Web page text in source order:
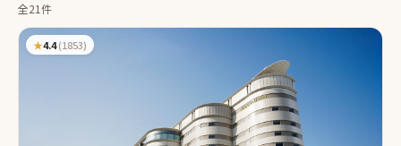
全21件
★4.4(1853)